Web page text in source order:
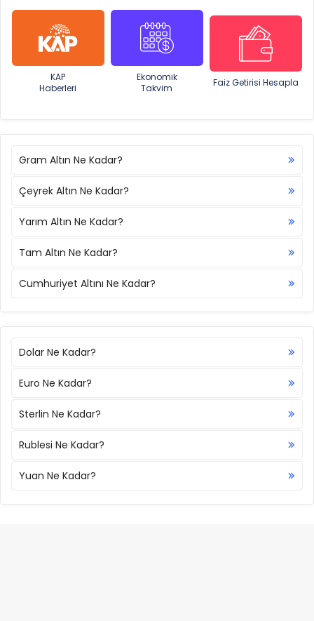
KAP
Haberleri
Ekonomik
Takvim
Faiz Getirisi Hesapla
Gram Altın Ne Kadar?
Çeyrek Altın Ne Kadar?
Yarım Altın Ne Kadar?
Tam Altın Ne Kadar?
Cumhuriyet Altını Ne Kadar?
Dolar Ne Kadar?
Euro Ne Kadar?
Sterlin Ne Kadar?
Rublesi Ne Kadar?
Yuan Ne Kadar?